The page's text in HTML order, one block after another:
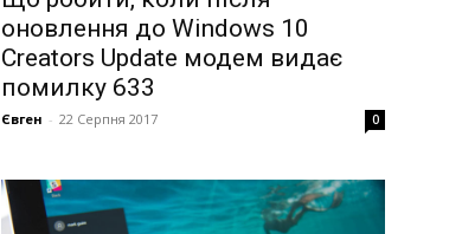
оновлення до Windows 10
Creators Update модем видає
помилку 633
Євген - 22 Серпня 2017 0